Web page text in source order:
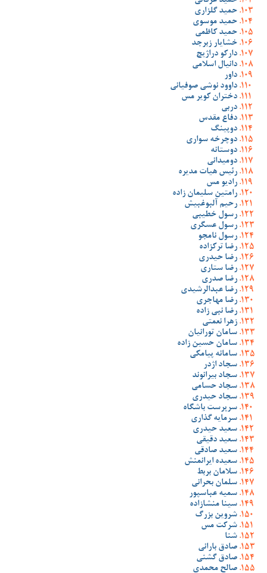
حمید گلزاری
حمید موسوی
حمید کاظمی
خشایار زبرجد
دارکو دراژیچ
دانیال اسلامی
داور
داوود نوشی صوفیانی
دختران کویر مس
دربی
دفاع مقدس
دوپینگ
دوچرخه سواری
دوستانه
دومیدانی
رئیس هیات مدیره
رادیو مس
رامتین سلیمان زاده
رحیم آلبوغبیش
رسول خطیبی
رسول عسگری
رسول نامجو
رضا ترکزاده
رضا حیدری
رضا ستاری
رضا صدری
رضا عبدالرشیدی
رضا مهاجری
رضا نبی زاده
زهرا نعمتی
سامان تورانیان
سامان حسین زاده
سامانه پیامکی
سجاد اژدر
سجاد بیرانوند
سجاد حسامی
سجاد حیدری
سرپرست باشگاه
سرمایه گذاری
سعید حیدری
سعید دقیقی
سعید صادقی
سعیده ایرانمنش
سلامان بربط
سلمان بحرانی
سمیه عباسپور
سینا منشازاده
شروین بزرگ
شرکت مس
شنا
صادق بارانی
صادق گشنی
صالح محمدی